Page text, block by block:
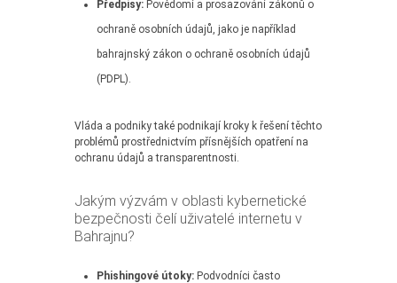
Předpisy: Povědomí a prosazování zákonů o
ochraně osobních údajů, jako je například
bahrajnský zákon o ochraně osobních údajů
(PDPL).
Vláda a podniky také podnikají kroky k řešení těchto
problémů prostřednictvím přísnějších opatření na
ochranu údajů a transparentnosti.
Jakým výzvám v oblasti kybernetické
bezpečnosti čelí uživatelé internetu v
Bahrajnu?
Phishingové útoky: Podvodníci často